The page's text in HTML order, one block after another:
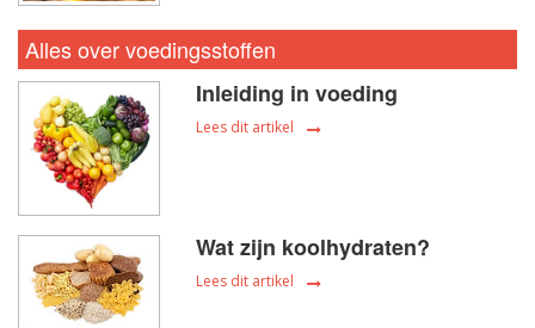
Alles over voedingsstoffen
Inleiding in voeding
Lees dit artikel
Wat zijn koolhydraten?
Lees dit artikel